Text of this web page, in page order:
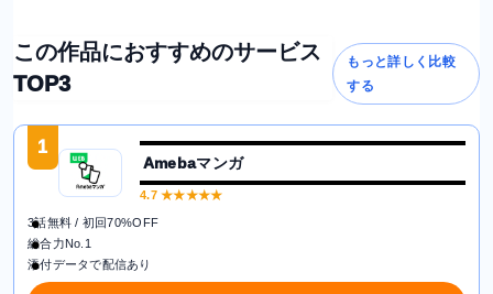
この作品におすすめのサービス
TOP3
もっと詳しく比較
する
1
Amebaマンガ
4.7★★★★★
3話無料 / 初回70%OFF
総合力No.1
添付データで配信あり